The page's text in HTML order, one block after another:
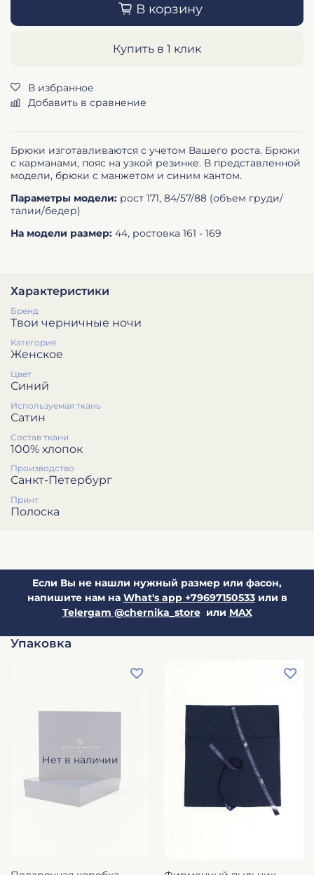
В корзину
Купить в 1 клик
В избранное
Добавить в сравнение
Брюки изготавливаются с учетом Вашего роста. Брюки
с карманами, пояс на узкой резинке. В представленной
модели, брюки с манжетом и синим кантом.
Параметры модели: рост 171, 84/57/88 (объем груди/
талии/бедер)
На модели размер: 44, ростовка 161 - 169
Характеристики
Бренд
Твои черничные ночи
Категория
Женское
Цвет
Синий
Используемая ткань
Сатин
Состав ткани
100% хлопок
Производство
Санкт-Петербург
Принт
Полоска
Если Вы не нашли нужный размер или фасон,
напишите нам на What's app +79697150533или в
Telergam @chernika_storeили MAX
Упаковка
Нет в наличии